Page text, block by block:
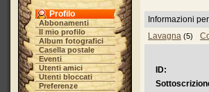
Profilo
Abbonamenti
Il mio profilo
Album fotografici
Casella postale
Eventi
Utenti amici
Utenti bloccati
Preferenze
Informazioni
Lavagna (5)
ID: